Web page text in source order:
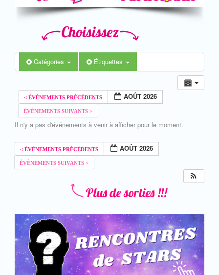
Catégories Étiquettes
AOÛT 2026
Il n'y a pas d'événements à venir à afficher pour le moment.
AOÛT 2026